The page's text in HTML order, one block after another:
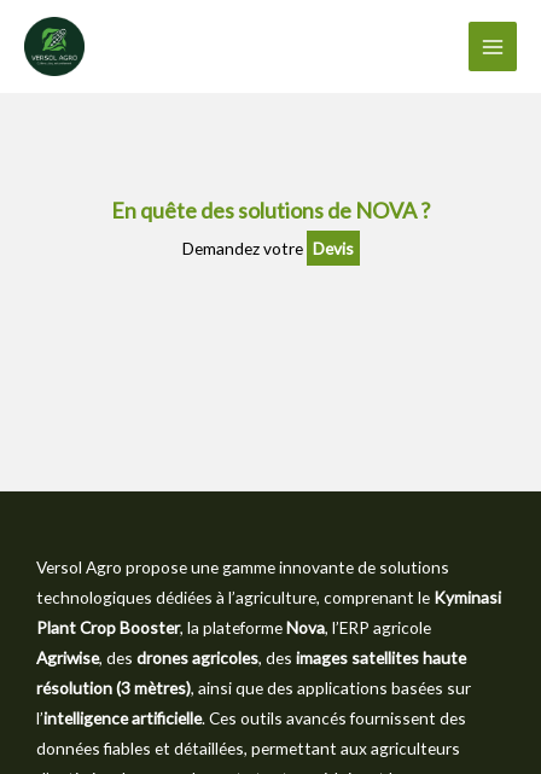
contenu
En quête des solutions de NOVA ?
Demandez votre Devis
Versol Agro propose une gamme innovante de solutions
technologiques dédiées à l’agriculture, comprenant le Kyminasi
Plant Crop Booster, la plateformeNova, l’ERP agricole
Agriwise, des drones agricoles, des images satellites haute
résolution (3 mètres), ainsi que des applications basées sur
l’intelligence artificielle. Ces outils avancés fournissent des
données fiables et détaillées, permettant aux agriculteurs